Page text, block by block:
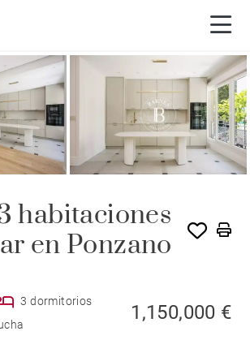
Recorrido en vídeo
habitaciones
en Ponzano
3 dormitorios
1,150,000 €